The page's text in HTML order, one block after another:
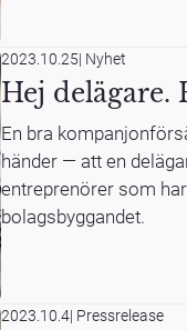
2023.10.25| Nyhet
Hej delägare.
En bra
händer — att en
entreprenörer som
bolagsbyggandet.
2023.10.4| Pressrelease